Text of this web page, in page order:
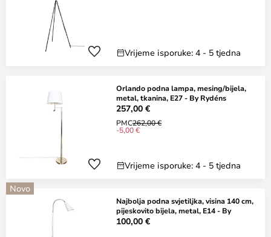
Vrijeme isporuke: 4 - 5 tjedna
Orlando podna lampa, mesing/bijela,
metal, tkanina, E27 - By Rydéns
257,00 €
PMC262,00 €
-5,00 €
Vrijeme isporuke: 4 - 5 tjedna
Novo
Najbolja podna svjetiljka, visina 140 cm,
pijeskovito bijela, metal, E14 - By
100,00 €